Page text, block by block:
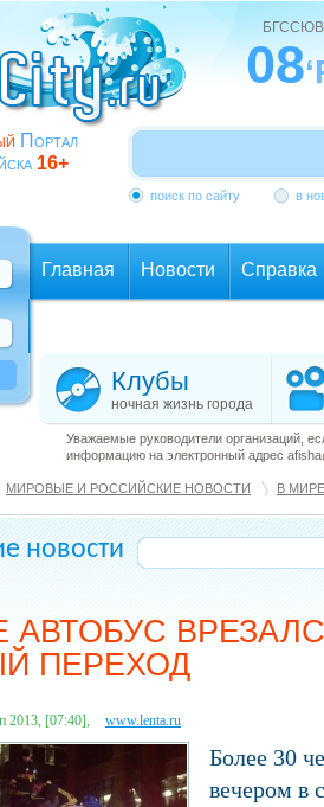
Портал
16+
08
поиск по сайту в
Главная Новости Справка
Клубы
ночная жизнь города
Уважаемые руководители организаций,
информацию на электронный адрес
МИРОВЫЕ И РОССИЙСКИЕ НОВОСТИ В МИРЕ
новости
АВТОБУС
ПЕРЕХОД
[07:40], www.lenta.ru
Более 30
вечером в